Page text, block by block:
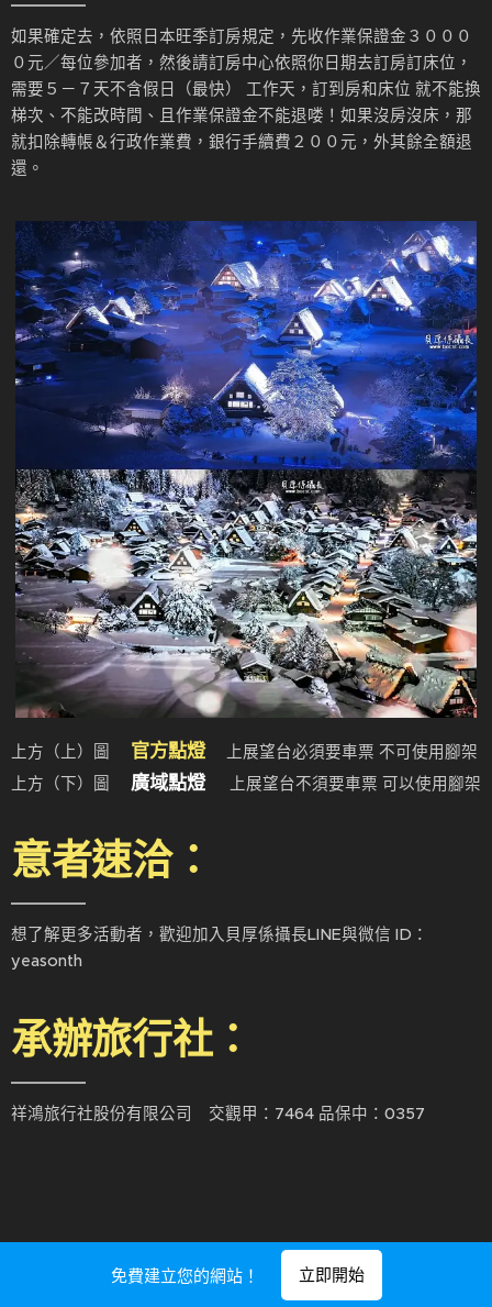
如果確定去，依照日本旺季訂房規定，先收作業保證金３０００
０元／每位參加者，然後請訂房中心依照你日期去訂房訂床位，
需要５－７天不含假日（最快） 工作天，訂到房和床位 就不能換
梯次、不能改時間、且作業保證金不能退喽！如果沒房沒床，那
就扣除轉帳＆行政作業費，銀行手續費２００元，外其餘全額退
還。
上方（上）圖 官方點燈上展望台必須要車票 不可使用腳架
上方（下）圖 廣域點燈 上展望台不須要車票 可以使用腳架
意者速洽：
想了解更多活動者，歡迎加入貝厚係攝長LINE與微信 ID：
yeasonth
承辦旅行社：
祥鴻旅行社股份有限公司 交觀甲：7464 品保中：0357
由Webnode 提供技術支援
免費建立您的網站！ 立即開始